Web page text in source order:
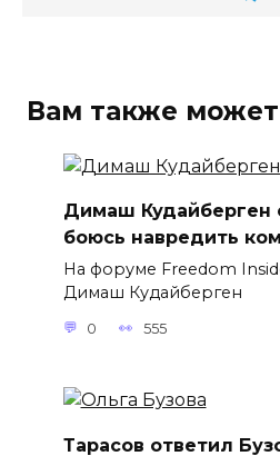
Вам также
Димаш Кудайберген
боюсь навредить
На форуме Freedom
Димаш Кудайберген
0 555
Тарасов ответил